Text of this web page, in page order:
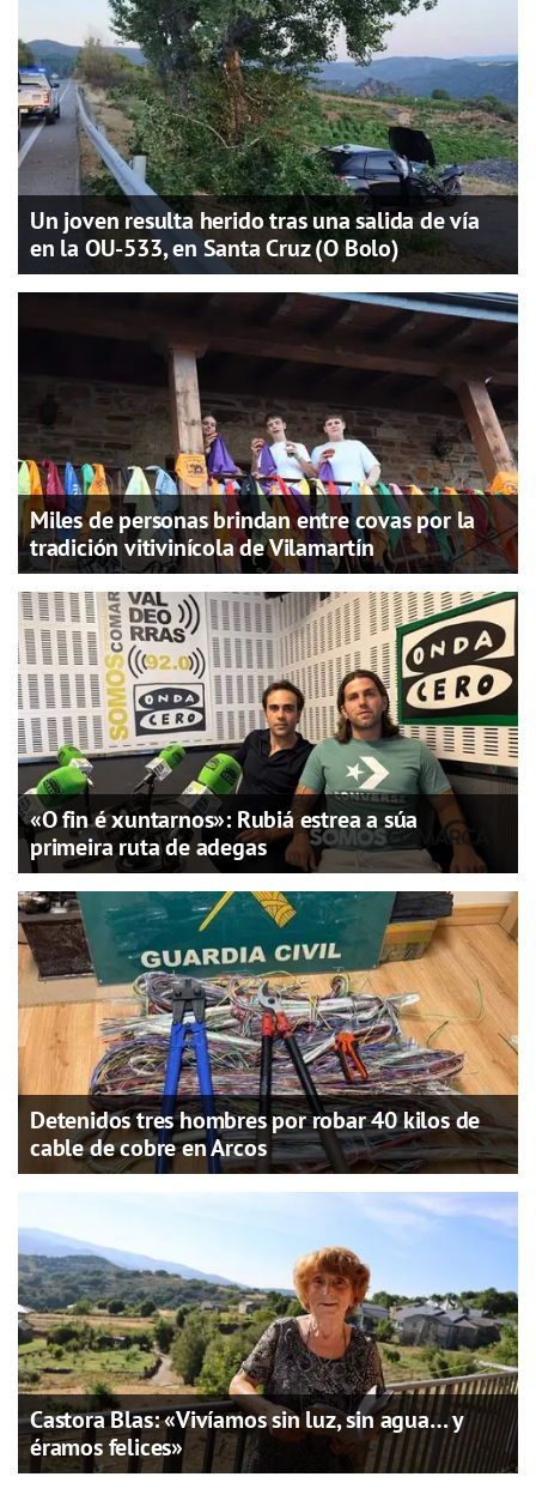
Un joven resulta herido tras una salida de vía
en la OU-533, en Santa Cruz (O Bolo)
Miles de personas brindan entre covas por la
tradición vitivinícola de Vilamartín
«O fin é xuntarnos»: Rubiá estrea a súa
primeira ruta de adegas
Detenidos tres hombres por robar 40 kilos de
cable de cobre en Arcos
Castora Blas: «Vivíamos sin luz, sin agua… y
éramos felices»